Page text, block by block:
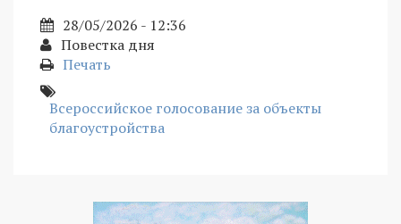
28/05/2026 - 12:36
Повестка дня
Печать
Всероссийское голосование за объекты
благоустройства